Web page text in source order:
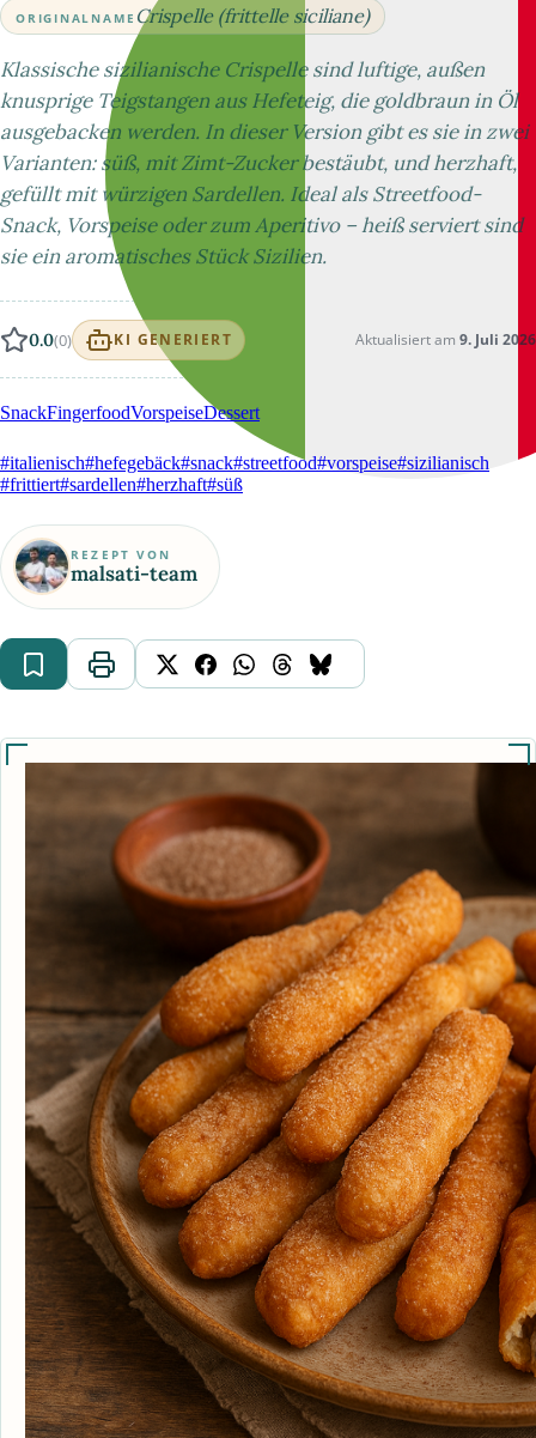
ORIGINALNAME Crispelle (frittelle siciliane)
Klassische sizilianische Crispelle sind luftige, außen
knusprige Teigstangen aus Hefeteig, die goldbraun in Öl
ausgebacken werden. In dieser Version gibt es sie in zwei
Varianten: süß, mit Zimt-Zucker bestäubt, und herzhaft,
gefüllt mit würzigen Sardellen. Ideal als Streetfood-
Snack, Vorspeise oder zum Aperitivo – heiß serviert sind
sie ein aromatisches Stück Sizilien.
0.0(0) KI GENERIERT Aktualisiert am 9. Juli 2026
SnackFingerfoodVorspeiseDessert
#italienisch#hefegebäck#snack#streetfood#vorspeise#sizilianisch
#frittiert#sardellen#herzhaft#süß
REZEPT VON
malsati-team